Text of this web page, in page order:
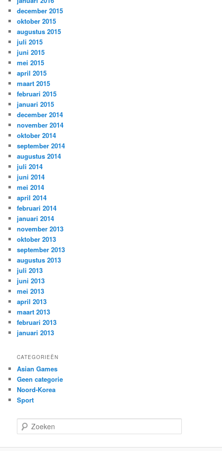
december 2015
oktober 2015
augustus 2015
juli 2015
juni 2015
mei 2015
april 2015
maart 2015
februari 2015
januari 2015
december 2014
november 2014
oktober 2014
september 2014
augustus 2014
juli 2014
juni 2014
mei 2014
april 2014
februari 2014
januari 2014
november 2013
oktober 2013
september 2013
augustus 2013
juli 2013
juni 2013
mei 2013
april 2013
maart 2013
februari 2013
januari 2013
CATEGORIEËN
Asian Games
Geen categorie
Noord-Korea
Sport
o